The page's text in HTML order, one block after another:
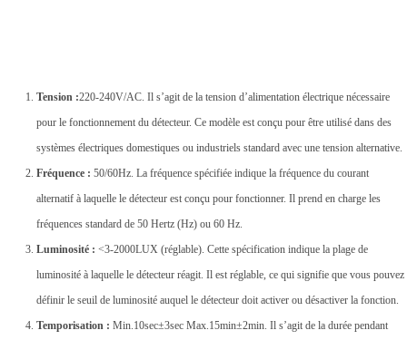
Tension :220-240V/AC. Il s’agit de la tension d’alimentation électrique nécessaire
pour le fonctionnement du détecteur. Ce modèle est conçu pour être utilisé dans des
systèmes électriques domestiques ou industriels standard avec une tension alternative.
Fréquence : 50/60Hz. La fréquence spécifiée indique la fréquence du courant
alternatif à laquelle le détecteur est conçu pour fonctionner. Il prend en charge les
fréquences standard de 50 Hertz (Hz) ou 60 Hz.
Luminosité : <3-2000LUX (réglable). Cette spécification indique la plage de
luminosité à laquelle le détecteur réagit. Il est réglable, ce qui signifie que vous pouvez
définir le seuil de luminosité auquel le détecteur doit activer ou désactiver la fonction.
Temporisation : Min.10sec±3sec Max.15min±2min. Il s’agit de la durée pendant